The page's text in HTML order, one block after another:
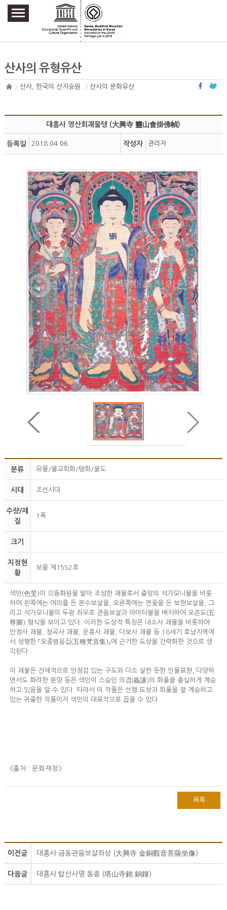
주요메뉴 바로가기
본문 바로가기
하단메뉴 바로가기
산사의 유형유산
산사, 한국의 산지승원 산사의 문화유산
대흥사 영산회괘불탱 (大興寺 靈山會掛佛幀)
등록일 2018.04.06 작성자 관리자
분류 유물/불교회화/탱화/불도
시대 조선시대
수량/재
질
1폭
크기
지정현
황
보물 제1552호
색민(色旻)이 으뜸화원을 맡아 조성한 괘불로서 중앙의 석가모니불을 비롯
하여 왼쪽에는 여의를 든 문수보살을, 오른쪽에는 연꽃을 든 보현보살을, 그
리고 석가모니불의 두광 좌우로 관음보살과 아미타불을 배치하여 오존도(五
尊圖) 형식을 보이고 있다. 이러한 도상적 특징은 내소사 괘불을 비롯하여
안정사 괘불, 청곡사 괘불, 운흥사 괘불, 다보사 괘불 등 18세기 호남지역에
서 성행한 『오종범음집(五種梵音集)』에 근거한 도상을 간략화한 것으로 생
각된다.
이 괘불은 전체적으로 안정감 있는 구도와 다소 살찐 듯한 인물표현, 다양하
면서도 화려한 문양 등은 색민이 스승인 의겸(義謙)의 화풍을 충실하게 계승
하고 있음을 알 수 있다. 따라서 이 작품은 선행 도상과 화풍을 잘 계승하고
있는 귀중한 작품이자 색민의 대표작으로 꼽을 수 있다.
<출처 : 문화재청 >
목록
이전글 대흥사 금동관음보살좌상 (大興寺 金銅觀音菩薩坐像)
다음글 대흥사 탑산사명 동종 (塔山寺銘 銅鍾)